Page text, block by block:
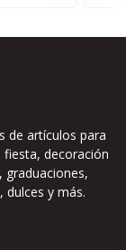
de artículos para
fiesta, decoración
graduaciones,
y más.